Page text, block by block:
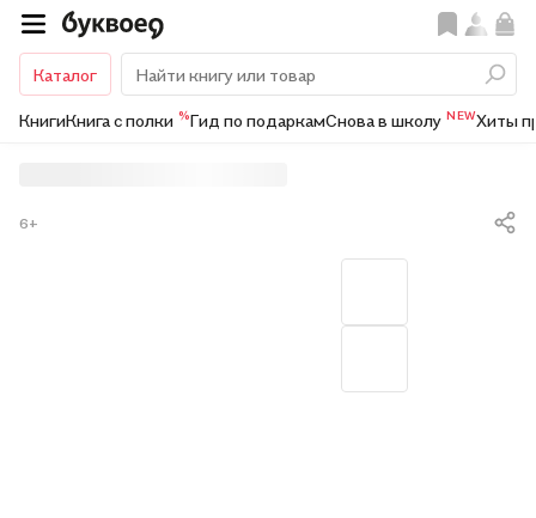
Каталог
КнигиКнига с полки %Гид по подаркамСнова в школу NEWХиты
6+